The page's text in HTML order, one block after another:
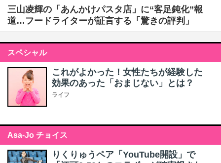
三山凌輝の「あんかけパスタ店」に“客足鈍化”報
道…フードライターが証言する「驚きの評判」
スペシャル
これがよかった！女性たちが経験した
効果のあった「おまじない」とは？
ライフ
Asa-Jo チョイス
りくりゅうペア「YouTube開設」で